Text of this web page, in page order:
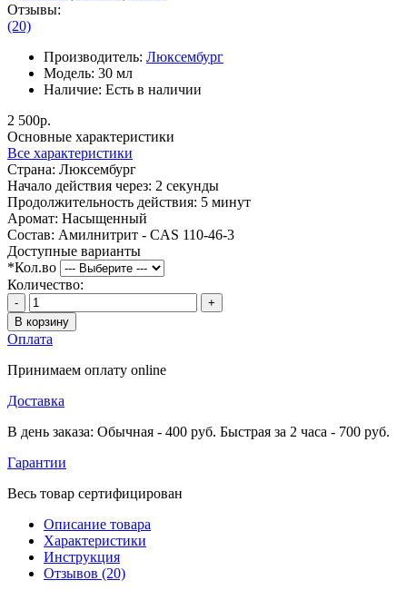
Отзывы:
(20)
Производитель: Люксембург
Модель: 30 мл
Наличие: Есть в наличии
2 500р.
Основные характеристики
Все характеристики
Страна: Люксембург
Начало действия через: 2 секунды
Продолжительность действия: 5 минут
Аромат: Насыщенный
Состав: Амилнитрит - CAS 110-46-3
Доступные варианты
*Кол.во
Количество:
-
+
В корзину
Оплата
Принимаем оплату online
Доставка
В день заказа: Обычная - 400 руб. Быстрая за 2 часа - 700 руб.
Гарантии
Весь товар сертифицирован
Описание товара
Характеристики
Инструкция
Отзывов (20)